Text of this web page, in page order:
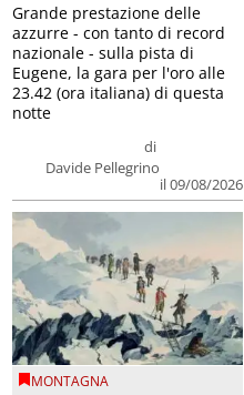
di
Davide Pellegrino
il 09/08/2026
Grande prestazione delle
azzurre - con tanto di record
nazionale - sulla pista di
Eugene, la gara per l'oro alle
23.42 (ora italiana) di questa
notte
MONTAGNA